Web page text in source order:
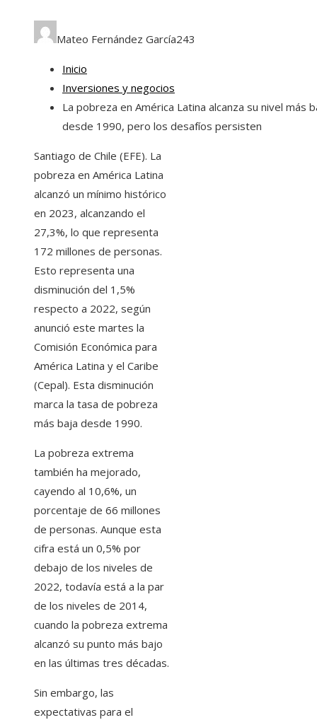
Mateo Fernández García243
Inicio
Inversiones y negocios
La pobreza en América Latina alcanza su nivel más
desde 1990, pero los desafíos persisten
Santiago de Chile (EFE). La
pobreza en América Latina
alcanzó un mínimo histórico
en 2023, alcanzando el
27,3%, lo que representa
172 millones de personas.
Esto representa una
disminución del 1,5%
respecto a 2022, según
anunció este martes la
Comisión Económica para
América Latina y el Caribe
(Cepal). Esta disminución
marca la tasa de pobreza
más baja desde 1990.
La pobreza extrema
también ha mejorado,
cayendo al 10,6%, un
porcentaje de 66 millones
de personas. Aunque esta
cifra está un 0,5% por
debajo de los niveles de
2022, todavía está a la par
de los niveles de 2014,
cuando la pobreza extrema
alcanzó su punto más bajo
en las últimas tres décadas.
Sin embargo, las
expectativas para el